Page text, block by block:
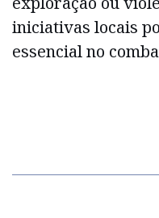
iniciativas locais
essencial no